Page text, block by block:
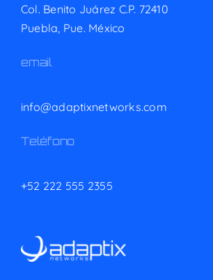
Col. Benito Juárez C.P. 72410
Puebla, Pue. México
email
info@adaptixnetworks.com
Teléfono
+52 222 555 2355